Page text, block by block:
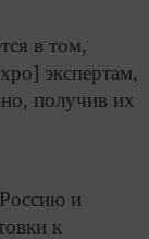
в том,
экспертам,
получив их
и
к